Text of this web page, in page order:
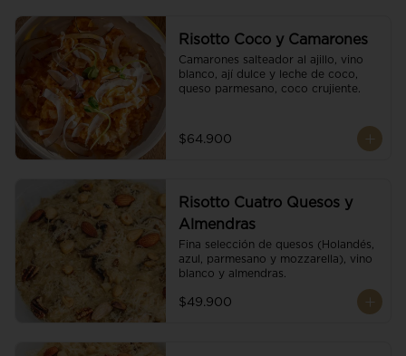
Risotto Coco y Camarones
Camarones salteador al ajillo, vino
blanco, ají dulce y leche de coco,
queso parmesano, coco crujiente.
$64.900
Risotto Cuatro Quesos y
Almendras
Fina selección de quesos (Holandés,
azul, parmesano y mozzarella), vino
blanco y almendras.
$49.900